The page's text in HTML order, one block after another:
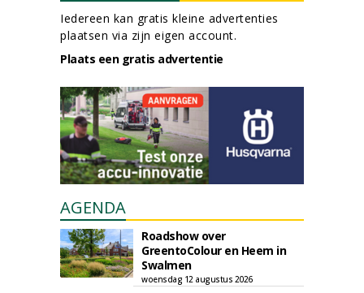
Iedereen kan gratis kleine advertenties
plaatsen via zijn eigen account.
Plaats een gratis advertentie
AGENDA
Roadshow over
GreentoColour en Heem in
Swalmen
woensdag 12 augustus 2026